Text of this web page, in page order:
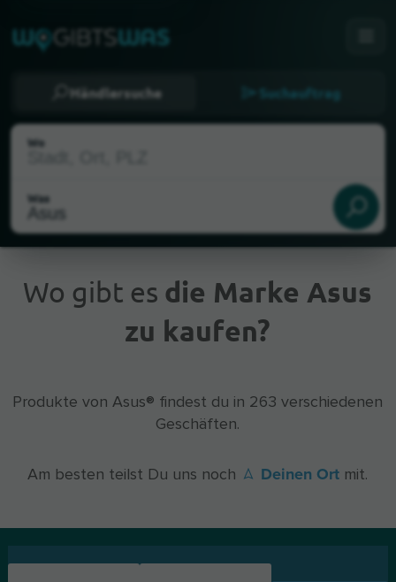
Händlersuche Suchauftrag
Wo
Was
Aktueller Standort
Wo gibt es die Marke Asus
zu kaufen?
Produkte von Asus® findest du in 263 verschiedenen
Geschäften.
Am besten teilst Du uns noch Deinen Ort mit.